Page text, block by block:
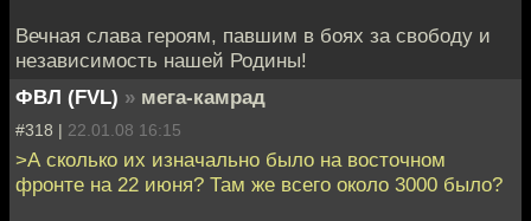
Вечная слава героям, павшим в боях за свободу и
независимость нашей Родины!
ФВЛ (FVL) » мега-камрад
#318 | 22.01.08 16:15
>А сколько их изначально было на восточном
фронте на 22 июня? Там же всего около 3000 было?